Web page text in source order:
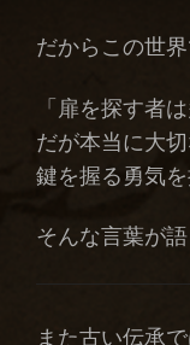
だからこの世界
「扉を探す者は
だが本当に大切
鍵を握る勇気を
そんな言葉が語
また古い伝承で